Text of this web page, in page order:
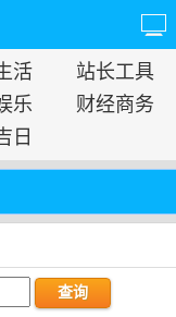
活
站长工具
乐
财经商务
日